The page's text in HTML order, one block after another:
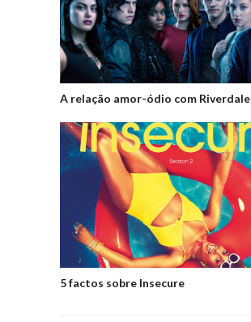
A relação amor-ódio com Riverdale
5 factos sobre Insecure